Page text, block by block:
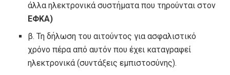
άλλα ηλεκτρονικά συστήματα που τηρούνται στον
ΕΦΚΑ)
β. Τη δήλωση του αιτούντος για ασφαλιστικό
χρόνο πέρα από αυτόν που έχει καταγραφεί
ηλεκτρονικά (συντάξεις εμπιστοσύνης).